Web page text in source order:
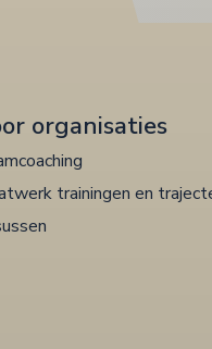
organisaties
trainingen en